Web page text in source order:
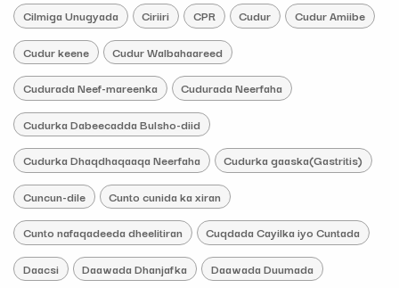
Cilmiga Unugyada Ciriiri CPR Cudur Cudur Amiibe
Cudur keene Cudur Walbahaareed
Cudurada Neef-mareenka Cudurada Neerfaha
Cudurka Dabeecadda Bulsho-diid
Cudurka Dhaqdhaqaaqa Neerfaha Cudurka gaaska(Gastritis)
Cuncun-dile Cunto cunida ka xiran
Cunto nafaqadeeda dheelitiran Cuqdada Cayilka iyo Cuntada
Daacsi Daawada Dhanjafka Daawada Duumada